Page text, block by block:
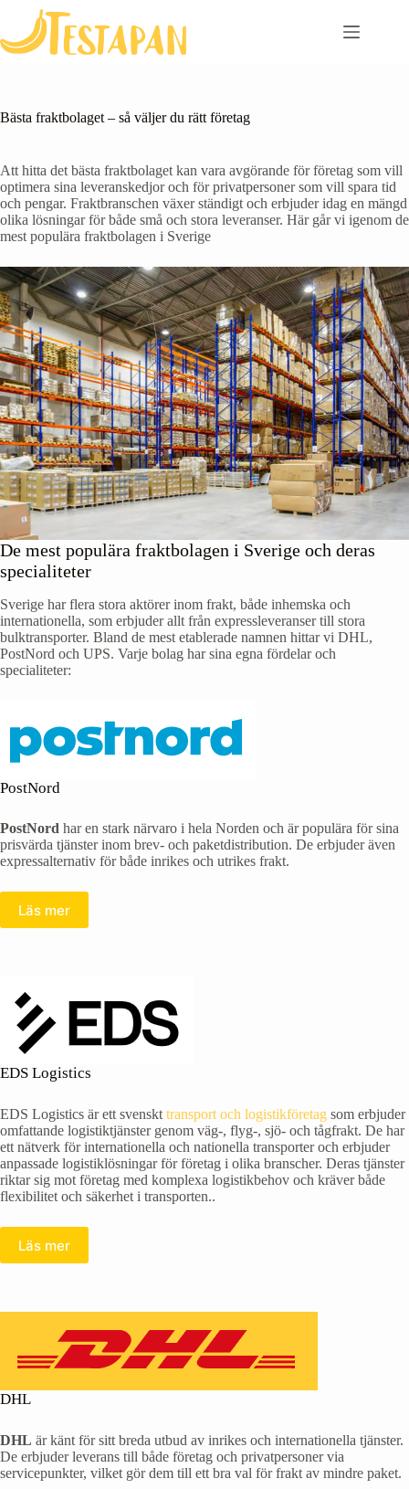
content
Bästa fraktbolaget – så väljer du rätt företag
Att hitta det bästa fraktbolaget kan vara avgörande för företag som vill
optimera sina leveranskedjor och för privatpersoner som vill spara tid
och pengar. Fraktbranschen växer ständigt och erbjuder idag en mängd
olika lösningar för både små och stora leveranser. Här går vi igenom de
mest populära fraktbolagen i Sverige
De mest populära fraktbolagen i Sverige och deras
specialiteter
Sverige har flera stora aktörer inom frakt, både inhemska och
internationella, som erbjuder allt från expressleveranser till stora
bulktransporter. Bland de mest etablerade namnen hittar vi DHL,
PostNord och UPS. Varje bolag har sina egna fördelar och
specialiteter:
PostNord
PostNord har en stark närvaro i hela Norden och är populära för sina
prisvärda tjänster inom brev- och paketdistribution. De erbjuder även
expressalternativ för både inrikes och utrikes frakt.
Läs mer
EDS Logistics
EDS Logistics är ett svenskt transport och logistikföretag som erbjuder
omfattande logistiktjänster genom väg-, flyg-, sjö- och tågfrakt. De har
ett nätverk för internationella och nationella transporter och erbjuder
anpassade logistiklösningar för företag i olika branscher. Deras tjänster
riktar sig mot företag med komplexa logistikbehov och kräver både
flexibilitet och säkerhet i transporten..
Läs mer
DHL
DHL är känt för sitt breda utbud av inrikes och internationella tjänster.
De erbjuder leverans till både företag och privatpersoner via
servicepunkter, vilket gör dem till ett bra val för frakt av mindre paket.